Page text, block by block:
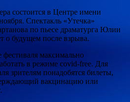
состоится в Центре имени
Спектакль «Утечка»
по пьесе драматурга Юлии
о будущем после взрыва.
максимально
в режиме covid-free. Для
зрителям понадобятся билеты,
вакцинацию или